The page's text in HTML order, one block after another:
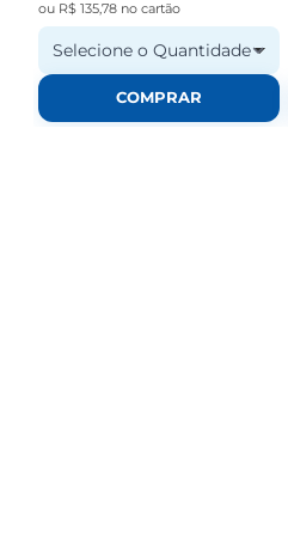
ou R$ 135,78 no cartão
Selecione o Quantidade
COMPRAR